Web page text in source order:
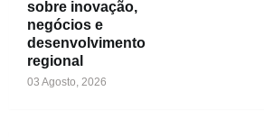
sobre inovação,
negócios e
desenvolvimento
regional
03 Agosto, 2026